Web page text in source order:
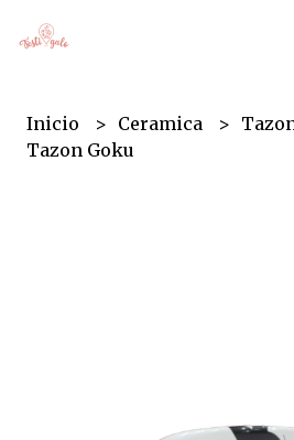
Inicio Ceramica
Tazon Goku